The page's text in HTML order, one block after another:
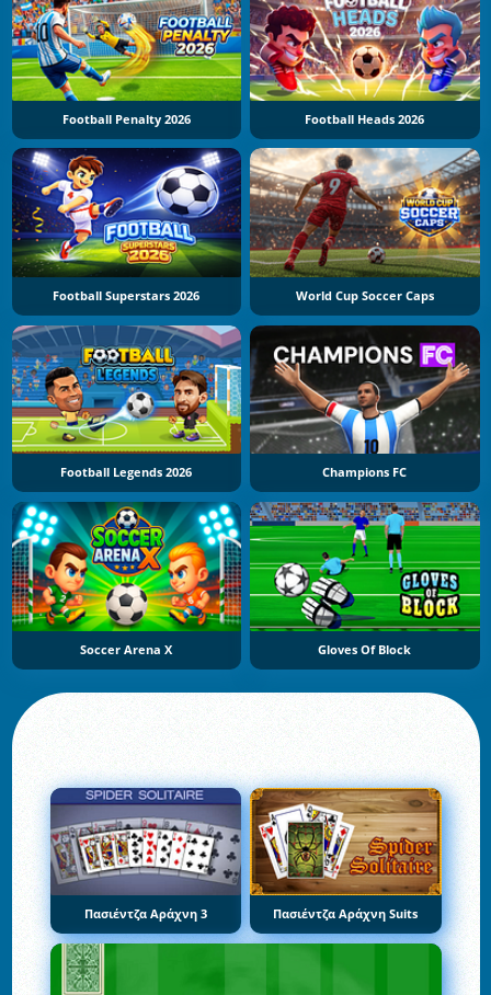
Football Penalty 2026 Football Heads 2026
Football Superstars 2026 World Cup Soccer Caps
Football Legends 2026 Champions FC
Soccer Arena X Gloves Of Block
Πασιέντζα Αράχνη 3 Πασιέντζα Αράχνη Suits